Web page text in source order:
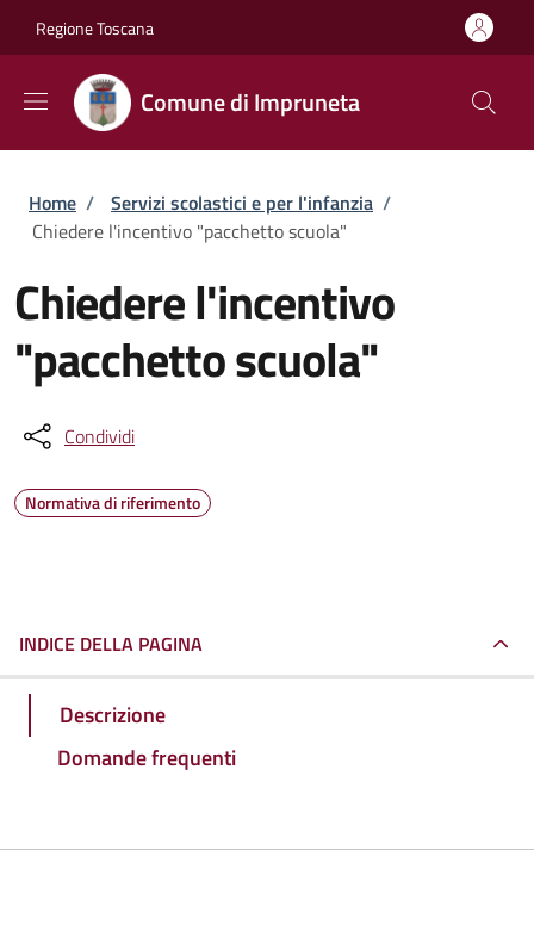
Regione Toscana
Comune di Impruneta
Briciole di pane
Home / Servizi scolastici e per l'infanzia /
Chiedere l'incentivo "pacchetto scuola"
Chiedere l'incentivo
"pacchetto scuola"
Condividi
Normativa di riferimento
INDICE DELLA PAGINA
Descrizione
Domande frequenti